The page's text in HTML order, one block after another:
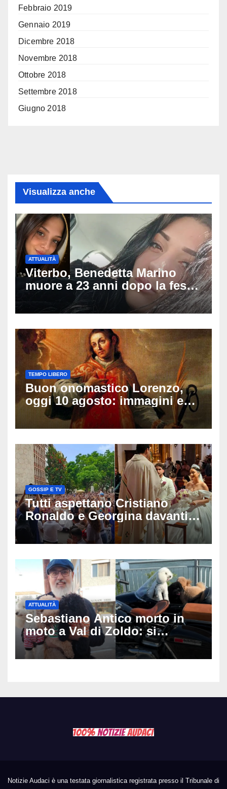
Febbraio 2019
Gennaio 2019
Dicembre 2018
Novembre 2018
Ottobre 2018
Settembre 2018
Giugno 2018
Visualizza anche
ATTUALITÀ
Viterbo, Benedetta Marino
muore a 23 anni dopo la festa
di compleanno: trovata senza
vita nell’ex consorzio, è giallo
TEMPO LIBERO
Buon onomastico Lorenzo,
oggi 10 agosto: immagini e
gif di auguri da condividere
sui social
GOSSIP E TV
Tutti aspettano Cristiano
Ronaldo e Georgina davanti
alla cattedrale: ma il
matrimonio era di un’altra
ATTUALITÀ
Sebastiano Antico morto in
moto a Val di Zoldo: si
schianta con il sidecar, salvi i
due cagnolini
Notizie Audaci è una testata giornalistica registrata presso il Tribunale di